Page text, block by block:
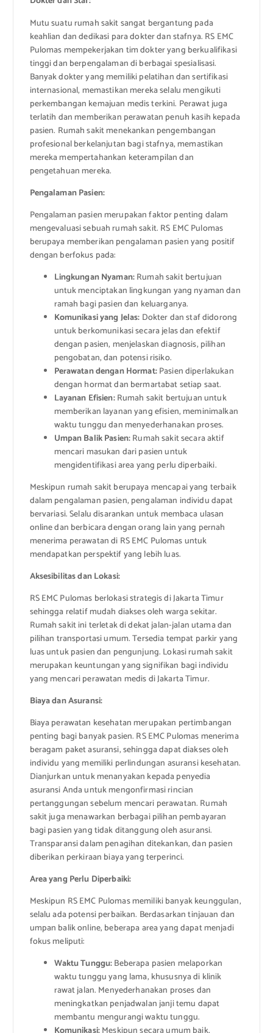
Mutu suatu rumah sakit sangat bergantung pada
keahlian dan dedikasi para dokter dan stafnya. RS EMC
Pulomas mempekerjakan tim dokter yang berkualifikasi
tinggi dan berpengalaman di berbagai spesialisasi.
Banyak dokter yang memiliki pelatihan dan sertifikasi
internasional, memastikan mereka selalu mengikuti
perkembangan kemajuan medis terkini. Perawat juga
terlatih dan memberikan perawatan penuh kasih kepada
pasien. Rumah sakit menekankan pengembangan
profesional berkelanjutan bagi stafnya, memastikan
mereka mempertahankan keterampilan dan
pengetahuan mereka.
Pengalaman Pasien:
Pengalaman pasien merupakan faktor penting dalam
mengevaluasi sebuah rumah sakit. RS EMC Pulomas
berupaya memberikan pengalaman pasien yang positif
dengan berfokus pada:
Lingkungan Nyaman:Rumah sakit bertujuan
untuk menciptakan lingkungan yang nyaman dan
ramah bagi pasien dan keluarganya.
Komunikasi yang Jelas: Dokter dan staf didorong
untuk berkomunikasi secara jelas dan efektif
dengan pasien, menjelaskan diagnosis, pilihan
pengobatan, dan potensi risiko.
Perawatan dengan Hormat:Pasien diperlakukan
dengan hormat dan bermartabat setiap saat.
Layanan Efisien:Rumah sakit bertujuan untuk
memberikan layanan yang efisien, meminimalkan
waktu tunggu dan menyederhanakan proses.
Umpan Balik Pasien:Rumah sakit secara aktif
mencari masukan dari pasien untuk
mengidentifikasi area yang perlu diperbaiki.
Meskipun rumah sakit berupaya mencapai yang terbaik
dalam pengalaman pasien, pengalaman individu dapat
bervariasi. Selalu disarankan untuk membaca ulasan
online dan berbicara dengan orang lain yang pernah
menerima perawatan di RS EMC Pulomas untuk
mendapatkan perspektif yang lebih luas.
Aksesibilitas dan Lokasi:
RS EMC Pulomas berlokasi strategis di Jakarta Timur
sehingga relatif mudah diakses oleh warga sekitar.
Rumah sakit ini terletak di dekat jalan-jalan utama dan
pilihan transportasi umum. Tersedia tempat parkir yang
luas untuk pasien dan pengunjung. Lokasi rumah sakit
merupakan keuntungan yang signifikan bagi individu
yang mencari perawatan medis di Jakarta Timur.
Biaya dan Asuransi:
Biaya perawatan kesehatan merupakan pertimbangan
penting bagi banyak pasien. RS EMC Pulomas menerima
beragam paket asuransi, sehingga dapat diakses oleh
individu yang memiliki perlindungan asuransi kesehatan.
Dianjurkan untuk menanyakan kepada penyedia
asuransi Anda untuk mengonfirmasi rincian
pertanggungan sebelum mencari perawatan. Rumah
sakit juga menawarkan berbagai pilihan pembayaran
bagi pasien yang tidak ditanggung oleh asuransi.
Transparansi dalam penagihan ditekankan, dan pasien
diberikan perkiraan biaya yang terperinci.
Area yang Perlu Diperbaiki:
Meskipun RS EMC Pulomas memiliki banyak keunggulan,
selalu ada potensi perbaikan. Berdasarkan tinjauan dan
umpan balik online, beberapa area yang dapat menjadi
fokus meliputi:
Waktu Tunggu:Beberapa pasien melaporkan
waktu tunggu yang lama, khususnya di klinik
rawat jalan. Menyederhanakan proses dan
meningkatkan penjadwalan janji temu dapat
membantu mengurangi waktu tunggu.